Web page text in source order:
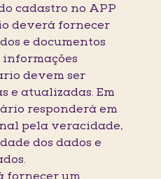
cadastro no APP
deverá fornecer
e documentos
informações
devem ser
e atualizadas. Em
responderá em
pela veracidade,
dos dados e